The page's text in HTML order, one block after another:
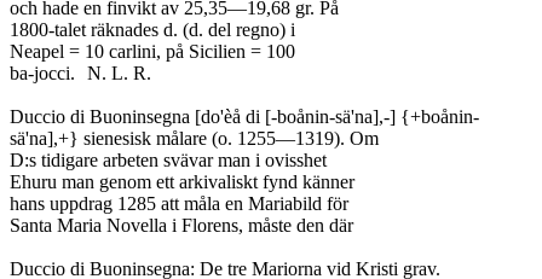
och hade en finvikt av 25,35—19,68 gr. På
1800-talet räknades d. (d. del regno) i
Neapel = 10 carlini, på Sicilien = 100
ba-jocci.	N. L. R.
Duccio di Buoninsegna [do'èå di [-boånin-sä'na],-] {+boånin-
sä'na],+} sienesisk målare (o. 1255—1319). Om
D:s tidigare arbeten svävar man i ovisshet
Ehuru man genom ett arkivaliskt fynd känner
hans uppdrag 1285 att måla en Mariabild för
Santa Maria Novella i Florens, måste den där
Duccio di Buoninsegna: De tre Mariorna vid Kristi grav.